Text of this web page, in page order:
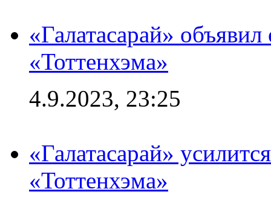
«Галатасарай»
«Тоттенхэма»
4.9.2023, 23:25
«Галатасарай»
«Тоттенхэма»